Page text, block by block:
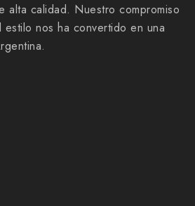
alta calidad. Nuestro compromiso
nos ha convertido en una